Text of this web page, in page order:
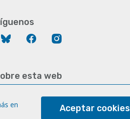
Bluesky Facebook
esta web
en
Aceptar cookies